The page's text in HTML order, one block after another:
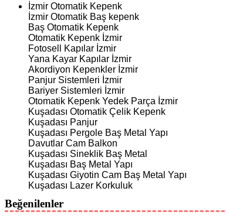
İzmir Otomatik Kepenk
İzmir Otomatik Baş kepenk
Baş Otomatik Kepenk
Otomatik Kepenk İzmir
Fotosell Kapılar İzmir
Yana Kayar Kapılar İzmir
Akordiyon Kepenkler İzmir
Panjur Sistemleri İzmir
Bariyer Sistemleri İzmir
Otomatik Kepenk Yedek Parça İzmir
Kuşadası Otomatik Çelik Kepenk
Kuşadası Panjur
Kuşadası Pergole Baş Metal Yapı
Davutlar Cam Balkon
Kuşadası Sineklik Baş Metal
Kuşadası Baş Metal Yapı
Kuşadası Giyotin Cam Baş Metal Yapı
Kuşadası Lazer Korkuluk
Beğenilenler